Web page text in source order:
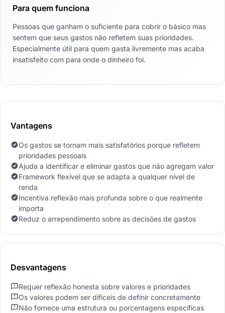
Para quem funciona
Pessoas que ganham o suficiente para cobrir o básico mas
sentem que seus gastos não refletem suas prioridades.
Especialmente útil para quem gasta livremente mas acaba
insatisfeito com para onde o dinheiro foi.
Vantagens
Os gastos se tornam mais satisfatórios porque refletem
prioridades pessoais
Ajuda a identificar e eliminar gastos que não agregam valor
Framework flexível que se adapta a qualquer nível de
renda
Incentiva reflexão mais profunda sobre o que realmente
importa
Reduz o arrependimento sobre as decisões de gastos
Desvantagens
Requer reflexão honesta sobre valores e prioridades
Os valores podem ser difíceis de definir concretamente
Não fornece uma estrutura ou porcentagens específicas